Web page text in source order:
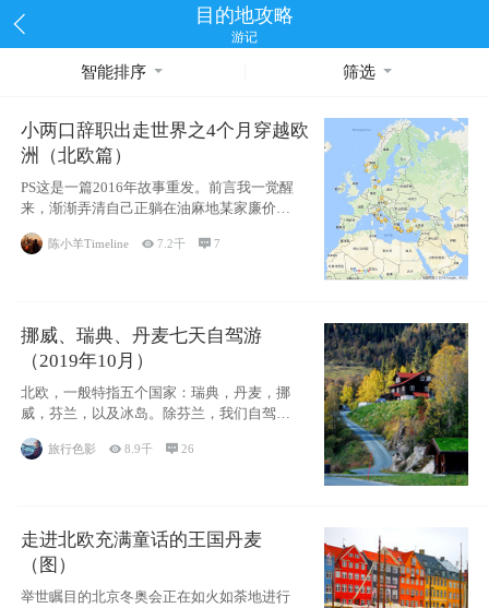
目的地攻略
游记
智能排序 筛选
小两口辞职出走世界之4个月穿越欧
洲（北欧篇）
PS这是一篇2016年故事重发。前言我一觉醒
来，渐渐弄清自己正躺在油麻地某家廉价宾
馆
陈小羊Timeline 7.2千 7
挪威、瑞典、丹麦七天自驾游
（2019年10月）
北欧，一般特指五个国家：瑞典，丹麦，挪
威，芬兰，以及冰岛。除芬兰，我们自驾游
旅行色影 8.9千 26
走进北欧充满童话的王国丹麦
（图）
举世瞩目的北京冬奥会正在如火如荼地进行